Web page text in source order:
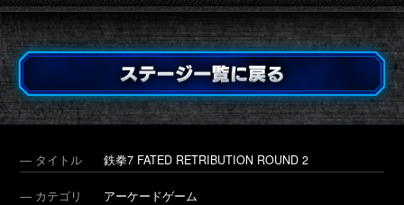
― タイトル 鉄拳7 FATED RETRIBUTION ROUND 2
― カテゴリ アーケードゲーム